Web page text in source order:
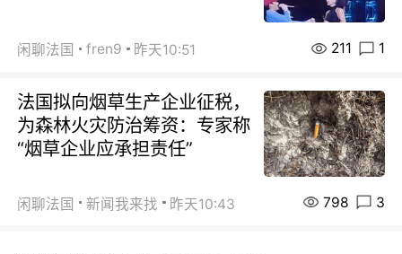
闲聊法国 fren9 昨天10:51 211 1
法国拟向烟草生产企业征税，
为森林火灾防治筹资：专家称
“烟草企业应承担责任”
闲聊法国 新闻我来找 昨天10:43 798 3